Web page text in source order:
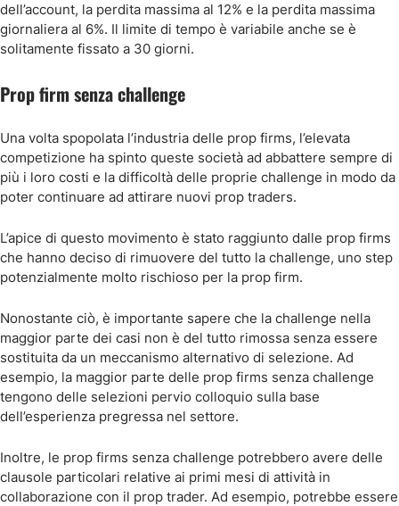
dell’account, la perdita massima al 12% e la perdita massima
giornaliera al 6%. Il limite di tempo è variabile anche se è
solitamente fissato a 30 giorni.
Prop firm senza challenge
Una volta spopolata l’industria delle prop firms, l’elevata
competizione ha spinto queste società ad abbattere sempre di
più i loro costi e la difficoltà delle proprie challenge in modo da
poter continuare ad attirare nuovi prop traders.
L’apice di questo movimento è stato raggiunto dalle prop firms
che hanno deciso di rimuovere del tutto la challenge, uno step
potenzialmente molto rischioso per la prop firm.
Nonostante ciò, è importante sapere che la challenge nella
maggior parte dei casi non è del tutto rimossa senza essere
sostituita da un meccanismo alternativo di selezione. Ad
esempio, la maggior parte delle prop firms senza challenge
tengono delle selezioni pervio colloquio sulla base
dell’esperienza pregressa nel settore.
Inoltre, le prop firms senza challenge potrebbero avere delle
clausole particolari relative ai primi mesi di attività in
collaborazione con il prop trader. Ad esempio, potrebbe essere